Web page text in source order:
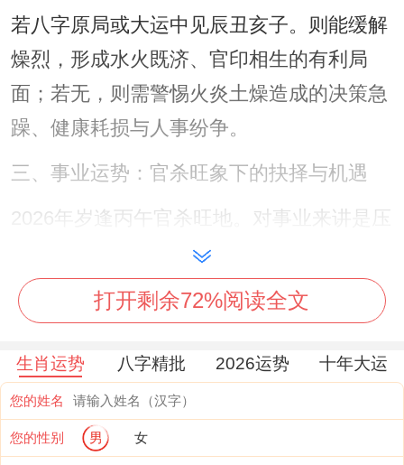
若八字原局或大运中见辰丑亥子。则能缓解
燥烈，形成水火既济、官印相生的有利局
面；若无，则需警惕火炎土燥造成的决策急
躁、健康耗损与人事纷争。
三、事业运势：官杀旺象下的抉择与机遇
2026年岁逢丙午官杀旺地。对事业来讲是压
力与机遇并存的年份，官杀代表事业，职权
与挑战，流年火势强旺，预示工作领域将面
临显著变动，上级严苛要求或全新责任，这
对于命局喜火者，是杀印相生，晋升掌权的
良机；对于忌火者，则是伤官见官，劳而无
功的多事之秋。
打开剩余72%阅读全文
生肖运势 八字精批 2026运势 十年大运
您的姓名
您的性别 男 女